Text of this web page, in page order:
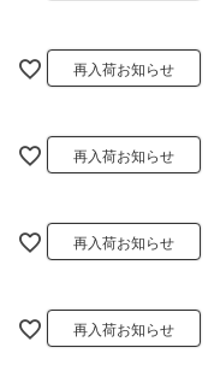
再入荷お知らせ
再入荷お知らせ
再入荷お知らせ
再入荷お知らせ